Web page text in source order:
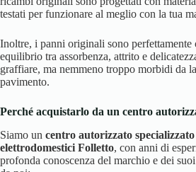
testati per funzionare al meglio con la tua
Inoltre, i panni originali sono
equilibrio tra assorbenza, attrito e
graffiare, ma nemmeno troppo morbidi da
pavimento.
Perché acquistarlo da un centro
Siamo un centro autorizzato
elettrodomestici Folletto, con anni di
profonda conoscenza del marchio e dei